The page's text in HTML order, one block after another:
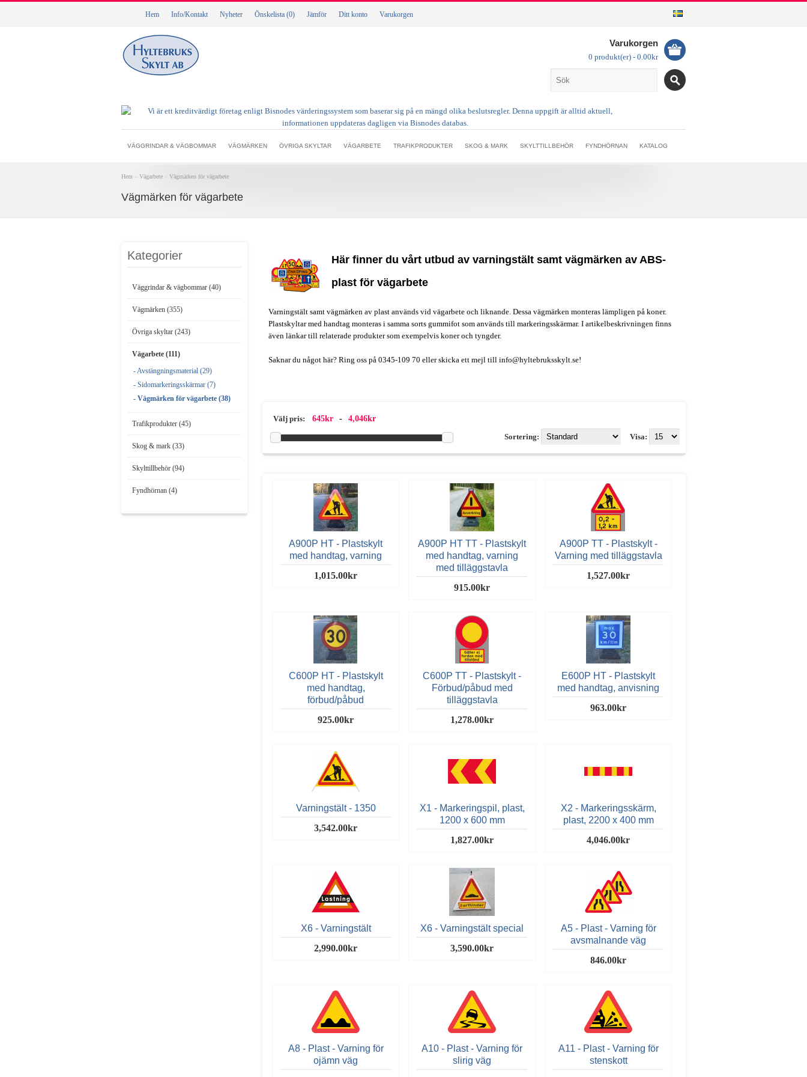
Hem Info/Kontakt Nyheter Önskelista (0) Jämför Ditt konto Varukorgen
Varukorgen
0 produkt(er) - 0.00kr
VÄGGRINDAR & VÄGBOMMAR VÄGMÄRKEN ÖVRIGA SKYLTAR VÄGARBETE TRAFIKPRODUKTER SKOG & MARK SKYLTTILLBEHÖR FYNDHÖRNAN KATALOG
Hem » Vägarbete Vägmärken för vägarbete
Vägmärken för vägarbete
Kategorier
Väggrindar & vägbommar (40)
Vägmärken (355)
Övriga skyltar (243)
Vägarbete (111)
- Avstängningsmaterial (29)
- Sidomarkeringsskärmar (7)
- Vägmärken för vägarbete (38)
Trafikprodukter (45)
Skog & mark (33)
Skylttillbehör (94)
Fyndhörnan (4)
Här finner du vårt utbud av varningstält samt vägmärken av ABS-
plast för vägarbete
Varningstält samt vägmärken av plast används vid vägarbete och liknande. Dessa vägmärken monteras lämpligen på koner.
Plastskyltar med handtag monteras i samma sorts gummifot som används till markeringsskärmar. I artikelbeskrivningen finns
även länkar till relaterade produkter som exempelvis koner och tyngder.
Saknar du något här? Ring oss på 0345-109 70 eller skicka ett mejl till info@hyltebruksskylt.se!
Välj pris: 645kr - 4,046kr
Visa:
Sortering:
A900P HT - Plastskylt
med handtag, varning
1,015.00kr
A900P HT TT - Plastskylt
med handtag, varning
med tilläggstavla
915.00kr
A900P TT - Plastskylt -
Varning med tilläggstavla
1,527.00kr
C600P HT - Plastskylt
med handtag,
förbud/påbud
925.00kr
C600P TT - Plastskylt -
Förbud/påbud med
tilläggstavla
1,278.00kr
E600P HT - Plastskylt
med handtag, anvisning
963.00kr
Varningstält - 1350
3,542.00kr
X1 - Markeringspil, plast,
1200 x 600 mm
1,827.00kr
X2 - Markeringsskärm,
plast, 2200 x 400 mm
4,046.00kr
X6 - Varningstält
2,990.00kr
X6 - Varningstält special
3,590.00kr
A5 - Plast - Varning för
avsmalnande väg
846.00kr
A8 - Plast - Varning för
ojämn väg
A10 - Plast - Varning för
slirig väg
A11 - Plast - Varning för
stenskott